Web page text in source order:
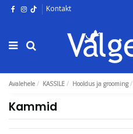
Kontakt
Avalehele KASSILE Hooldus ja grooming
Kammid